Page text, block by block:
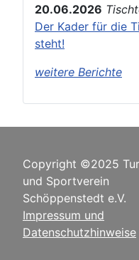
20.06.2026
Der Kader für die
steht!
weitere Berichte
Copyright ©2025
und Sportverein
Schöppenstedt e.V.
Impressum und
Datenschutzhinweise